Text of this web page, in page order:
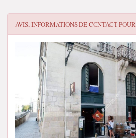
AVIS, INFORMATIONS DE CONTACT POUR